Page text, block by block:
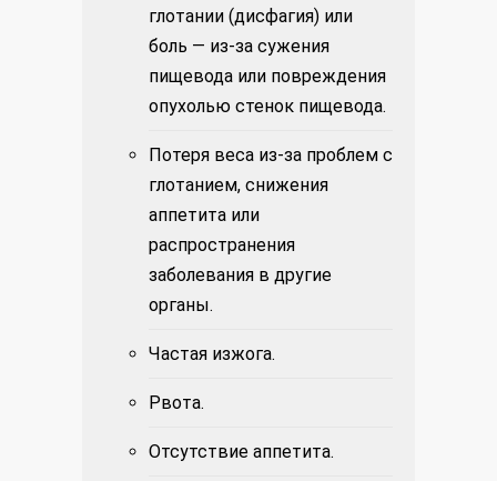
глотании (дисфагия) или
боль — из-за сужения
пищевода или повреждения
опухолью стенок пищевода.
Потеря веса из-за проблем с
глотанием, снижения
аппетита или
распространения
заболевания в другие
органы.
Частая изжога.
Рвота.
Отсутствие аппетита.